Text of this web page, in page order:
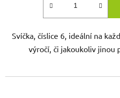
Svíčka, číslice 6, ideální na
výročí, či jakoukoliv jinou